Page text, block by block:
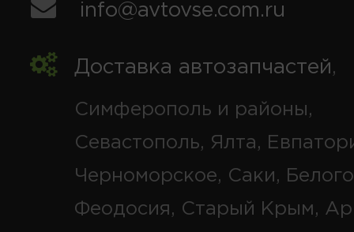
info@avtovse.com.ru
Доставка автозапчастей,
Симферополь и районы,
Севастополь, Ялта,
Черноморское, Саки,
Феодосия, Старый Крым,